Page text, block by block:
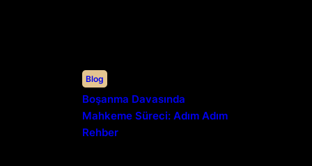
Blog
Boşanma Davasında
Mahkeme Süreci: Adım Adım
Rehber